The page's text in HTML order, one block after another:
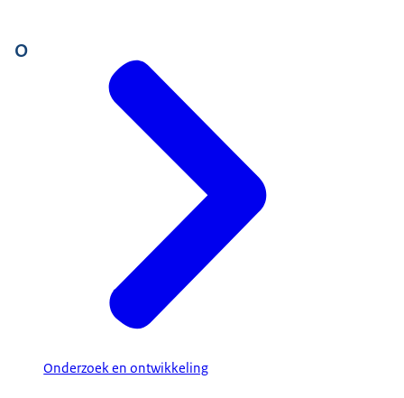
O
Onderzoek en ontwikkeling